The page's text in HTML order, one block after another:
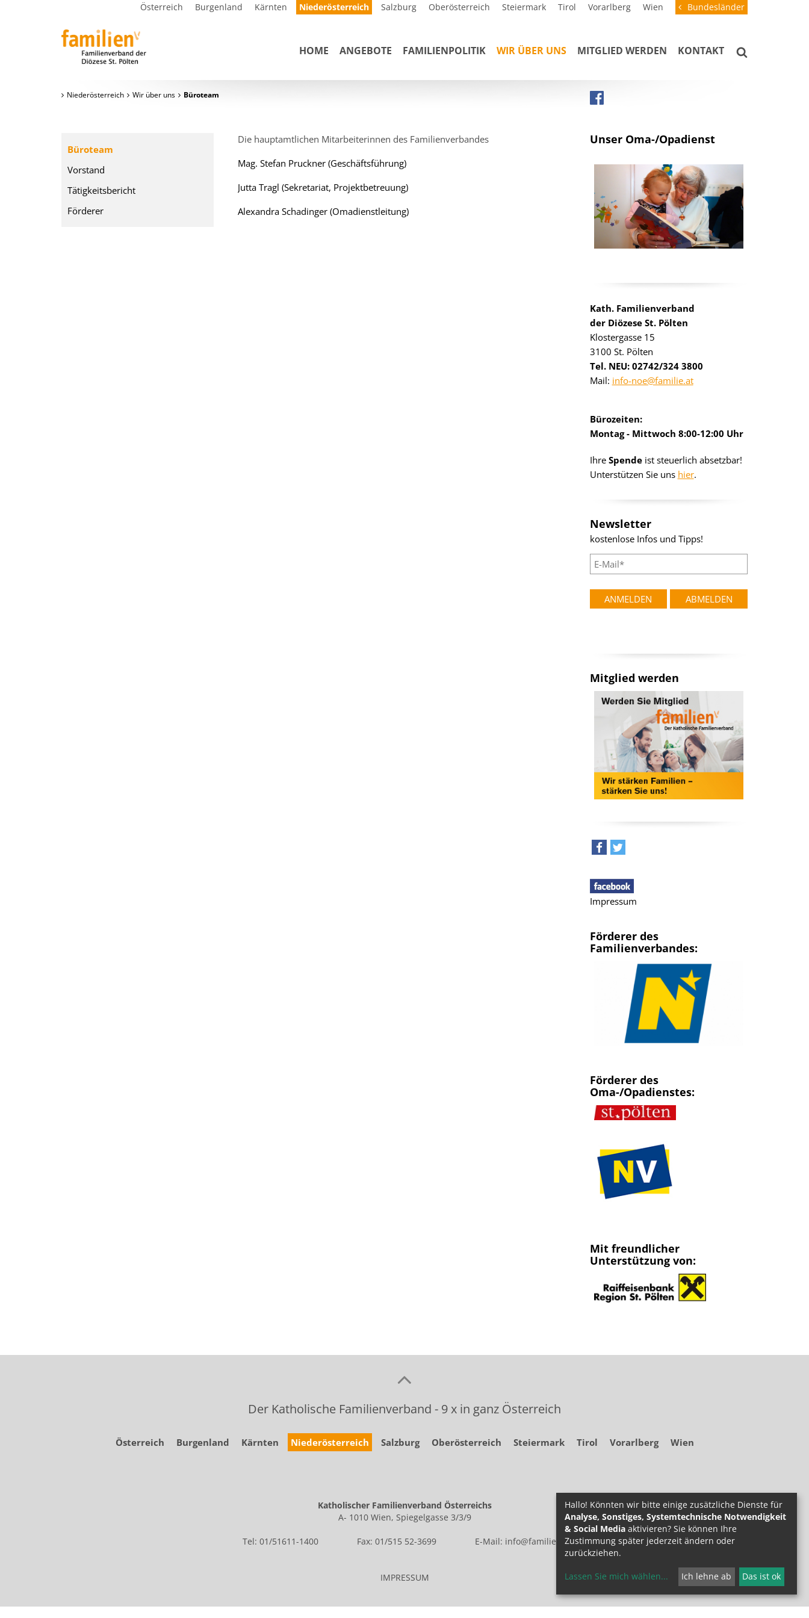
Österreich Burgenland Kärnten Niederösterreich Salzburg Oberösterreich Steiermark Tirol Vorarlberg Wien Bundesländer
HOME ANGEBOTE FAMILIENPOLITIK WIR ÜBER UNS MITGLIED WERDEN KONTAKT
Niederösterreich Wir über uns Büroteam
Die hauptamtlichen Mitarbeiterinnen des Familienverbandes
Mag. Stefan Pruckner (Geschäftsführung)
Jutta Tragl (Sekretariat, Projektbetreuung)
Alexandra Schadinger (Omadienstleitung)
Büroteam
Vorstand
Tätigkeitsbericht
Förderer
Unser Oma-/Opadienst
Kath. Familienverband
der Diözese St. Pölten
Klostergasse 15
3100 St. Pölten
Tel. NEU: 02742/324 3800
Mail: info-noe@familie.at
Bürozeiten:
Montag - Mittwoch 8:00-12:00 Uhr
Ihre Spendeist steuerlich absetzbar!
Unterstützen Sie uns hier.
Newsletter
kostenlose Infos und Tipps!
Mitglied werden
Impressum
Förderer des
Familienverbandes:
Förderer des
Oma-/Opadienstes:
Mit freundlicher
Unterstützung von:
Der Katholische Familienverband - 9 x in ganz Österreich
Österreich Burgenland Kärnten Niederösterreich Salzburg Oberösterreich Steiermark Tirol Vorarlberg Wien
Katholischer Familienverband Österreichs
A- 1010 Wien, Spiegelgasse 3/3/9
Tel: 01/51611-1400 Fax: 01/515 52-3699 E-Mail: info@familie.at
IMPRESSUM
Hallo! Könnten wir bitte einige zusätzliche Dienste für
Analyse, Sonstiges, Systemtechnische Notwendigkeit
& Social Media aktivieren? Sie können Ihre
Zustimmung später jederzeit ändern oder
zurückziehen.
Lassen Sie mich wählen... Ich lehne ab Das ist ok